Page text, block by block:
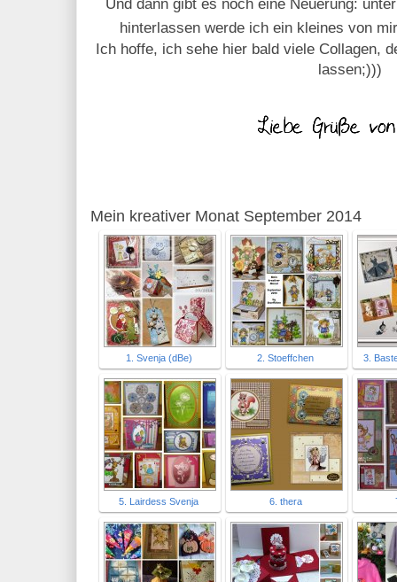
Und dann gibt es noch eine Neuerung:
hinterlassen werde ich ein kleines von
Ich hoffe, ich sehe hier bald viele Collagen,
lassen;)))
Mein kreativer Monat September 2014
1. Svenja (dBe) 2. Stoeffchen 3.
5. Lairdess Svenja 6. thera